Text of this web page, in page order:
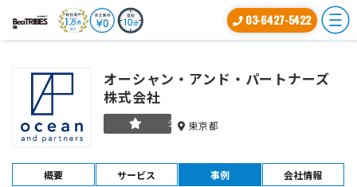
03-6427-5422
オーシャン・アンド・パートナーズ
株式会社
シルバー
東京都
概要 サービス 事例
会社情報